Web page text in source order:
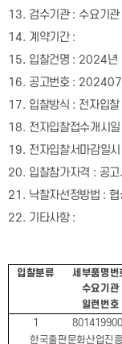
13. 검수기관: 수요기관
14. 계약기간 :
15. 입찰건명 : 2024년
16. 공고번호 :
17. 입찰방식 : 전자입찰
18. 전자입찰접수개시일
19. 전자입찰서마감일시
20. 입찰참가자격 : 공
21. 낙찰자선정방법 :
22. 기타사항 :
입찰분류 세부품명번
수요기관
일련번호
1
한국출판문화산업진